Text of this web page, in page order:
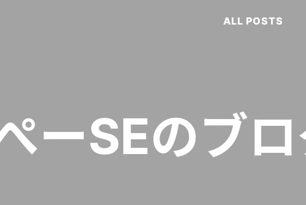
ALL POSTS
ーSEのブ